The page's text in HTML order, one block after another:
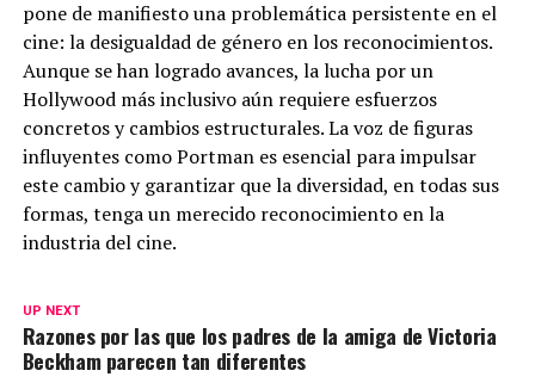
pone de manifiesto una problemática persistente en el
cine: la desigualdad de género en los reconocimientos.
Aunque se han logrado avances, la lucha por un
Hollywood más inclusivo aún requiere esfuerzos
concretos y cambios estructurales. La voz de figuras
influyentes como Portman es esencial para impulsar
este cambio y garantizar que la diversidad, en todas sus
formas, tenga un merecido reconocimiento en la
industria del cine.
UP NEXT
Razones por las que los padres de la amiga de Victoria
Beckham parecen tan diferentes